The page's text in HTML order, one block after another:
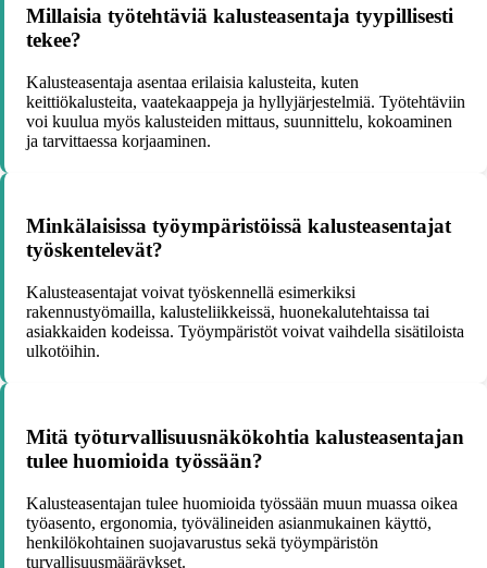
Millaisia työtehtäviä kalusteasentaja tyypillisesti
tekee?
Kalusteasentaja asentaa erilaisia kalusteita, kuten
keittiökalusteita, vaatekaappeja ja hyllyjärjestelmiä. Työtehtäviin
voi kuulua myös kalusteiden mittaus, suunnittelu, kokoaminen
ja tarvittaessa korjaaminen.
Minkälaisissa työympäristöissä kalusteasentajat
työskentelevät?
Kalusteasentajat voivat työskennellä esimerkiksi
rakennustyömailla, kalusteliikkeissä, huonekalutehtaissa tai
asiakkaiden kodeissa. Työympäristöt voivat vaihdella sisätiloista
ulkotöihin.
Mitä työturvallisuusnäkökohtia kalusteasentajan
tulee huomioida työssään?
Kalusteasentajan tulee huomioida työssään muun muassa oikea
työasento, ergonomia, työvälineiden asianmukainen käyttö,
henkilökohtainen suojavarustus sekä työympäristön
turvallisuusmääräykset.